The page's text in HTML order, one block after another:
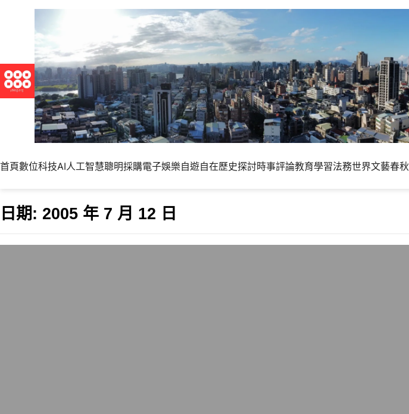
首頁數位科技AI人工智慧聰明採購電子娛樂自遊自在歷史探討時事評論教育學習法務世界文藝春秋
日期: 2005 年 7 月 12 日